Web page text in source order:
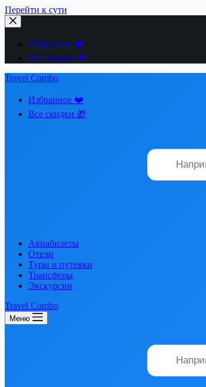
Перейти к сути
Избранное ❤️
Все скидки 🎁
Travel Combo
Избранное ❤️
Все скидки 🎁
Авиабилеты
Отели
Туры и путевки
Трансферы
Экскурсии
Travel Combo
Меню